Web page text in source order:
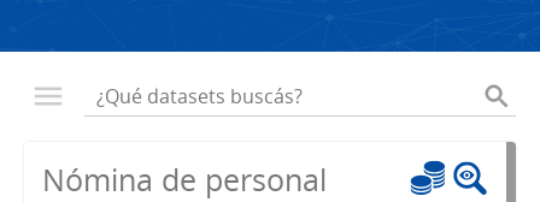
Nómina de personal